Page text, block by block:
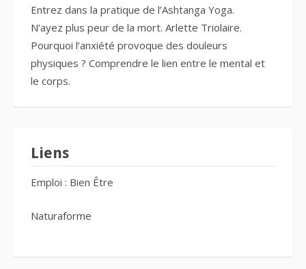
Entrez dans la pratique de l’Ashtanga Yoga.
N’ayez plus peur de la mort. Arlette Triolaire.
Pourquoi l’anxiété provoque des douleurs
physiques ? Comprendre le lien entre le mental et
le corps.
Liens
Emploi : Bien Être
Naturaforme